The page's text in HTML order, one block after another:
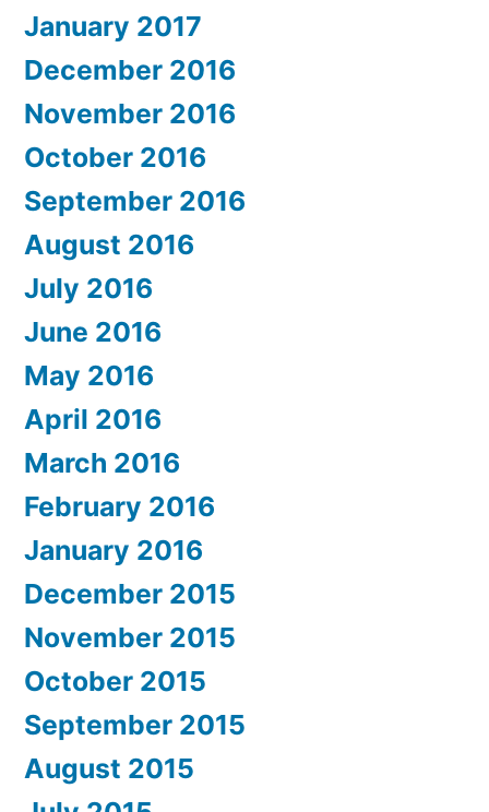
January 2017
December 2016
November 2016
October 2016
September 2016
August 2016
July 2016
June 2016
May 2016
April 2016
March 2016
February 2016
January 2016
December 2015
November 2015
October 2015
September 2015
August 2015